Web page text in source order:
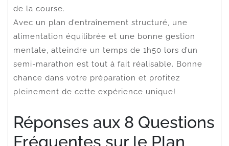
de la course.
Avec un plan d’entraînement structuré, une
alimentation équilibrée et une bonne gestion
mentale, atteindre un temps de 1h50 lors d’un
semi-marathon est tout à fait réalisable. Bonne
chance dans votre préparation et profitez
pleinement de cette expérience unique!
Réponses aux 8 Questions
Fréquentes sur le Plan